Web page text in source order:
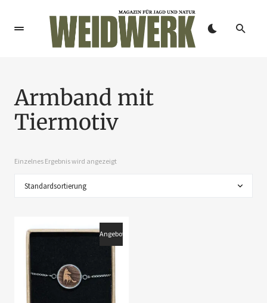
Armband mit
Tiermotiv
Einzelnes Ergebnis wird angezeigt
Angebot!